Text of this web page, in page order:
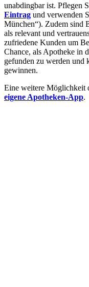
unabdingbar ist. Pflegen
Eintrag und verwenden
München“). Zudem sind
als relevant und
zufriedene Kunden um
Chance, als Apotheke in
gefunden zu werden und
gewinnen.
Eine weitere Möglichkeit
eigene Apotheken-App.